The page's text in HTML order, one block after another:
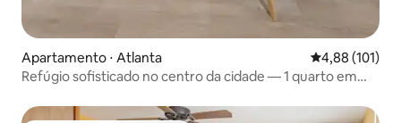
Apartamento ⋅ Atlanta 4,88 de uma
4,88 (101)
Refúgio sofisticado no centro da cidade — 1 quarto em